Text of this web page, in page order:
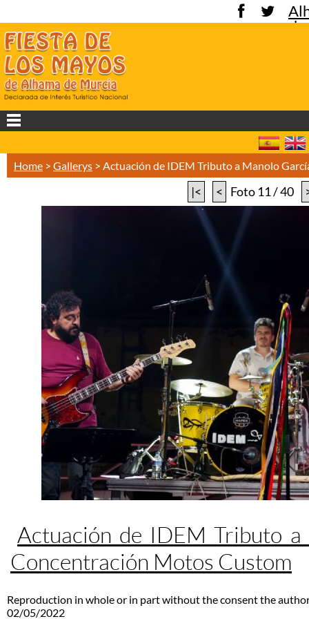
de
Home > Gallerys > Actuación de IDEM Tributo a Manolo
|< < Foto 11 / 40
Actuación de IDEM Tributo
Concentración Motos Custom
Reproduction in whole or in part without the consent the
02/05/2022